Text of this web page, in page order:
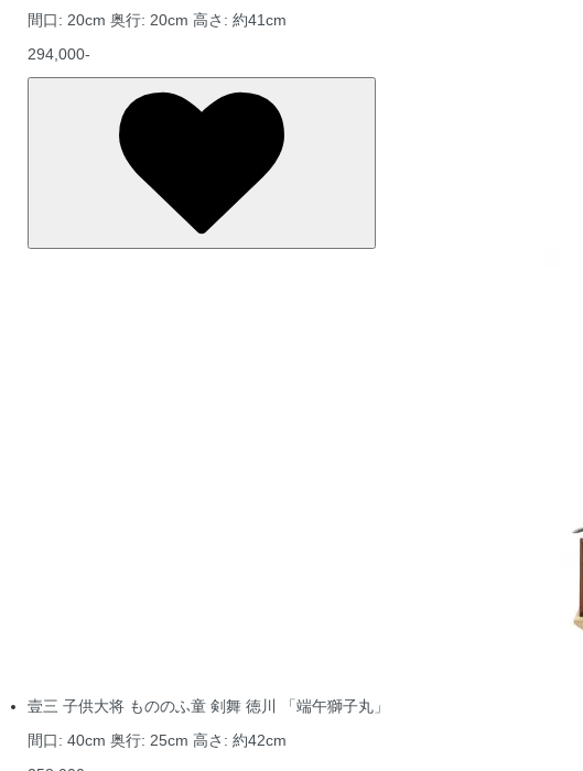
間口: 20cm 奥行: 20cm 高さ: 約41cm
294,000-
壹三 子供大将 もののふ童 剣舞 徳川 「端午獅子丸」
間口: 40cm 奥行: 25cm 高さ: 約42cm